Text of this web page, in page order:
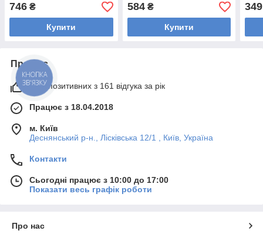
746 ₴
Купити
584₴
Купити
349
Про нас
95% позитивних з 161 відгука за рік
Працює з 18.04.2018
м. Київ
Деснянський р-н., Лісківська 12/1 , Київ, Україна
Контакти
Сьогодні працює з 10:00 до 17:00
Показати весь графік роботи
Про нас
КНОПКА
ЗВ'ЯЗКУ